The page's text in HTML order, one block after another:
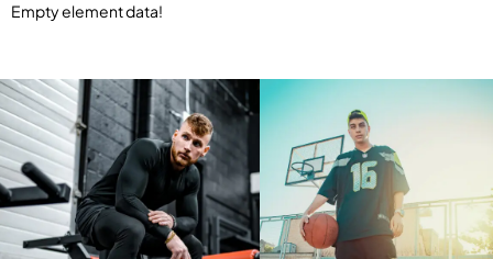
Empty element data!